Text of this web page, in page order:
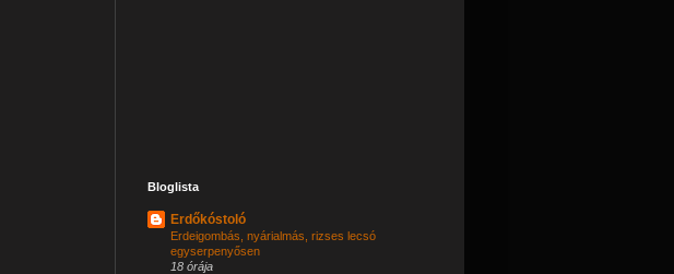
Bloglista
Erdőkóstoló
Erdeigombás, nyárialmás, rizses lecsó
egyserpenyősen
18 órája